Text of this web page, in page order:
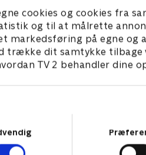
cookies og cookies fra
og til at målrette
markedsføring på egne og
trække dit samtykke tilbage
TV 2 behandler dine